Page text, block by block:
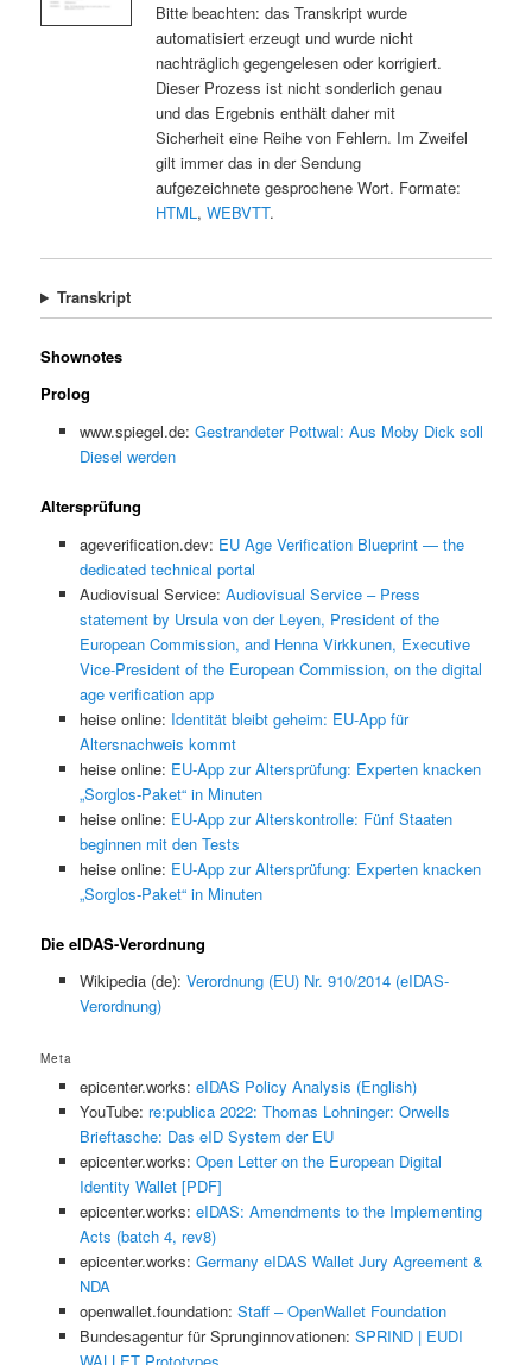
Bitte beachten: das Transkript wurde
automatisiert erzeugt und wurde nicht
nachträglich gegengelesen oder korrigiert.
Dieser Prozess ist nicht sonderlich genau
und das Ergebnis enthält daher mit
Sicherheit eine Reihe von Fehlern. Im Zweifel
gilt immer das in der Sendung
aufgezeichnete gesprochene Wort. Formate:
HTML, WEBVTT.
Transkript
Shownotes
Prolog
www.spiegel.de: Gestrandeter Pottwal: Aus Moby Dick soll
Diesel werden
Altersprüfung
ageverification.dev: EU Age Verification Blueprint — the
dedicated technical portal
Audiovisual Service: Audiovisual Service – Press
statement by Ursula von der Leyen, President of the
European Commission, and Henna Virkkunen, Executive
Vice-President of the European Commission, on the digital
age verification app
heise online: Identität bleibt geheim: EU-App für
Altersnachweis kommt
heise online: EU-App zur Altersprüfung: Experten knacken
„Sorglos-Paket“ in Minuten
heise online: EU-App zur Alterskontrolle: Fünf Staaten
beginnen mit den Tests
heise online: EU-App zur Altersprüfung: Experten knacken
„Sorglos-Paket“ in Minuten
Die eIDAS-Verordnung
Wikipedia (de): Verordnung (EU) Nr. 910/2014 (eIDAS-
Verordnung)
Meta
epicenter.works: eIDAS Policy Analysis (English)
YouTube: re:publica 2022: Thomas Lohninger: Orwells
Brieftasche: Das eID System der EU
epicenter.works: Open Letter on the European Digital
Identity Wallet [PDF]
epicenter.works: eIDAS: Amendments to the Implementing
Acts (batch 4, rev8)
epicenter.works: Germany eIDAS Wallet Jury Agreement &
NDA
openwallet.foundation: Staff – OpenWallet Foundation
Bundesagentur für Sprunginnovationen: SPRIND | EUDI